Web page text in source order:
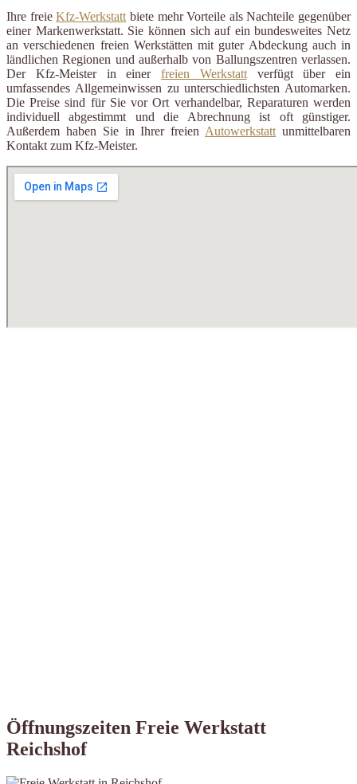
Ihre freieKfz-Werkstattbiete mehr Vorteile als Nachteile gegenüber
einer Markenwerkstatt. Sie können sich auf ein bundesweites Netz
an verschiedenen freien Werkstätten mit guter Abdeckung auch in
ländlichen Regionen und außerhalb von Ballungszentren verlassen.
Der Kfz-Meister in einer freien Werkstattverfügt über ein
umfassendes Allgemeinwissen zu unterschiedlichsten Automarken.
Die Preise sind für Sie vor Ort verhandelbar, Reparaturen werden
individuell abgestimmt und die Abrechnung ist oft günstiger.
Außerdem haben Sie in Ihrer freienAutowerkstattunmittelbaren
Kontakt zum Kfz-Meister.
Öffnungszeiten Freie Werkstatt
Reichshof